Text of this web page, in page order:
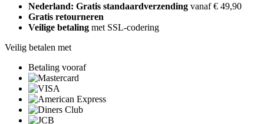
Nederland: Gratis standaardverzending vanaf € 49,90
Gratis retourneren
Veilige betaling met SSL-codering
Veilig betalen met
Betaling vooraf